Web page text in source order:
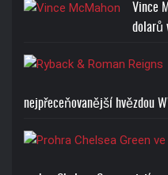
Vince
dolarů
nejpřeceňovanější hvězdou